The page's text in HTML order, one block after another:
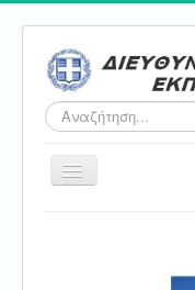
Αναζήτηση...
Εναλλαγή